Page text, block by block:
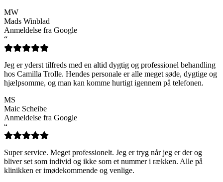
MW
Mads Winblad
Anmeldelse fra Google
“
Jeg er yderst tilfreds med en altid dygtig og professionel behandling
hos Camilla Trolle. Hendes personale er alle meget søde, dygtige og
hjælpsomme, og man kan komme hurtigt igennem på telefonen.
MS
Maic Scheibe
Anmeldelse fra Google
“
Super service. Meget professionelt. Jeg er tryg når jeg er der og
bliver set som individ og ikke som et nummer i rækken. Alle på
klinikken er imødekommende og venlige.